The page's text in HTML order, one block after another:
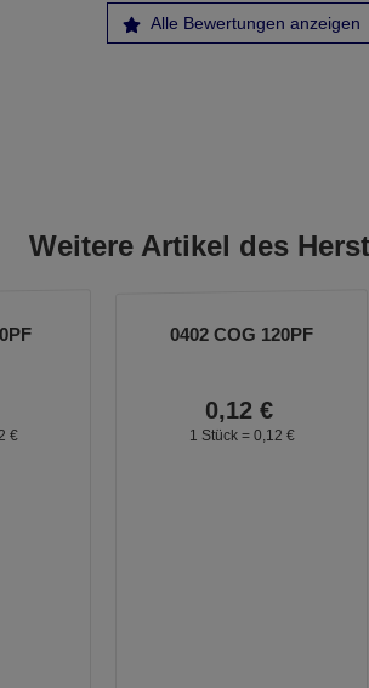
Alle Bewertungen anzeigen
Weitere Artikel des
€
0402 COG 120PF
0,12 €
1 Stück = 0, 12 €